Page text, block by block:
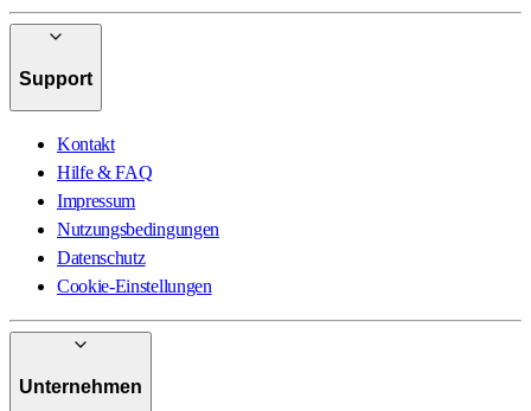
Support
Kontakt
Hilfe & FAQ
Impressum
Nutzungsbedingungen
Datenschutz
Cookie-Einstellungen
Unternehmen